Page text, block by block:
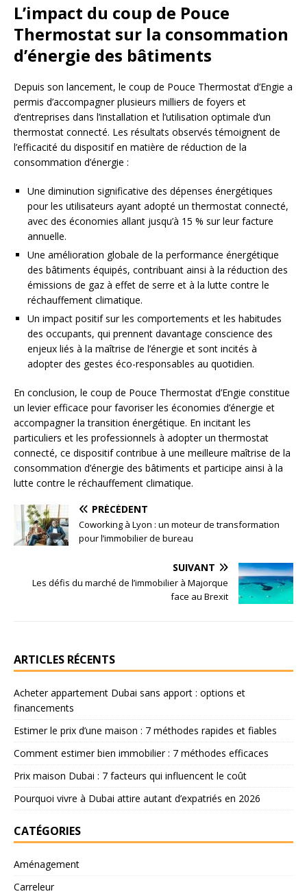
L’impact du coup de Pouce
Thermostat sur la consommation
d’énergie des bâtiments
Depuis son lancement, le coup de Pouce Thermostat d’Engie a
permis d’accompagner plusieurs milliers de foyers et
d’entreprises dans l’installation et l’utilisation optimale d’un
thermostat connecté. Les résultats observés témoignent de
l’efficacité du dispositif en matière de réduction de la
consommation d’énergie :
Une diminution significative des dépenses énergétiques
pour les utilisateurs ayant adopté un thermostat connecté,
avec des économies allant jusqu’à 15 % sur leur facture
annuelle.
Une amélioration globale de la performance énergétique
des bâtiments équipés, contribuant ainsi à la réduction des
émissions de gaz à effet de serre et à la lutte contre le
réchauffement climatique.
Un impact positif sur les comportements et les habitudes
des occupants, qui prennent davantage conscience des
enjeux liés à la maîtrise de l’énergie et sont incités à
adopter des gestes éco-responsables au quotidien.
En conclusion, le coup de Pouce Thermostat d’Engie constitue
un levier efficace pour favoriser les économies d’énergie et
accompagner la transition énergétique. En incitant les
particuliers et les professionnels à adopter un thermostat
connecté, ce dispositif contribue à une meilleure maîtrise de la
consommation d’énergie des bâtiments et participe ainsi à la
lutte contre le réchauffement climatique.
PRÉCÉDENT
Coworking à Lyon : un moteur de transformation
pour l’immobilier de bureau
SUIVANT
Les défis du marché de l’immobilier à Majorque
face au Brexit
ARTICLES RÉCENTS
Acheter appartement Dubai sans apport : options et
financements
Estimer le prix d’une maison : 7 méthodes rapides et fiables
Comment estimer bien immobilier : 7 méthodes efficaces
Prix maison Dubai : 7 facteurs qui influencent le coût
Pourquoi vivre à Dubai attire autant d’expatriés en 2026
CATÉGORIES
Aménagement
Carreleur